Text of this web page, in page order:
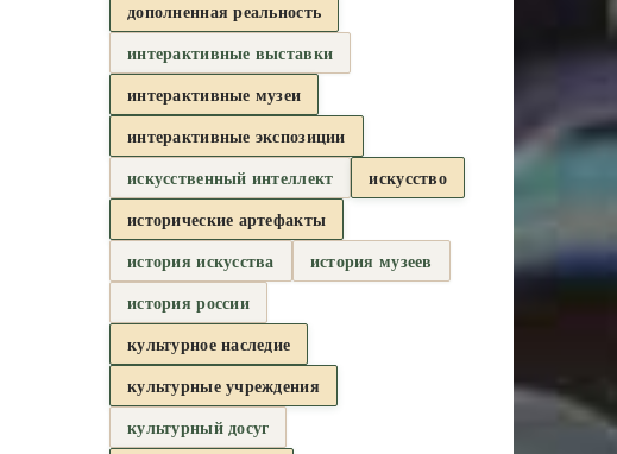
дополненная реальность
интерактивные выставки
интерактивные музеи
интерактивные экспозиции
искусственный интеллект
искусство
исторические артефакты
история искусства
история музеев
история россии
культурное наследие
культурные учреждения
культурный досуг